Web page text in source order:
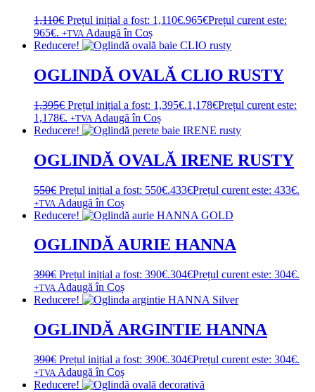
1,110€ Prețul inițial a fost: 1,110€.965€Prețul curent este:
965€. +TVA Adaugă în Coș
Reducere!
OGLINDĂ OVALĂ CLIO RUSTY
1,395€ Prețul inițial a fost: 1,395€.1,178€Prețul curent este:
1,178€. +TVA Adaugă în Coș
Reducere!
OGLINDĂ OVALĂ IRENE RUSTY
550€ Prețul inițial a fost: 550€.433€Prețul curent este: 433€.
+TVA Adaugă în Coș
Reducere!
OGLINDĂ AURIE HANNA
390€ Prețul inițial a fost: 390€.304€Prețul curent este: 304€.
+TVA Adaugă în Coș
Reducere!
OGLINDĂ ARGINTIE HANNA
390€ Prețul inițial a fost: 390€.304€Prețul curent este: 304€.
+TVA Adaugă în Coș
Reducere!